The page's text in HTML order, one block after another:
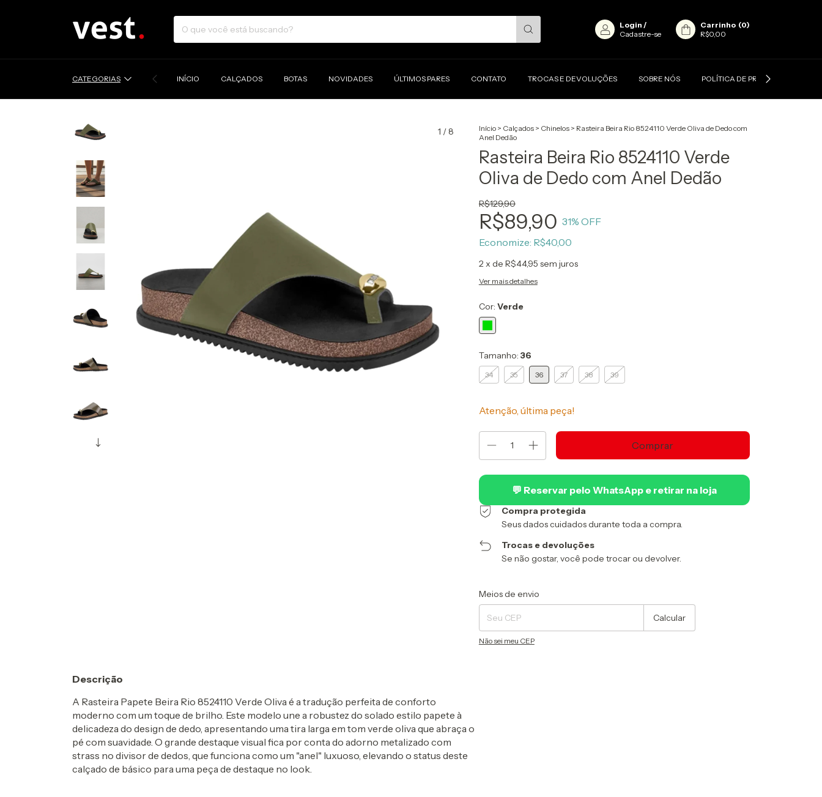
Login /
Cadastre-se
Carrinho (0)
R$0,00
CATEGORIAS INÍCIO CALÇADOS BOTAS NOVIDADES ÚLTIMOS PARES CONTATO TROCAS E DEVOLUÇÕES SOBRE NÓS POLÍTICA DE PRIVACIDADE
1 /8 Início > Calçados > Chinelos > Rasteira Beira Rio 8524110 Verde Oliva de Dedo com
Anel Dedão
Rasteira Beira Rio 8524110 Verde
Oliva de Dedo com Anel Dedão
R$129,90
R$89,90 31% OFF
Economize: R$40,00
2x de R$44,95 sem juros
Ver mais detalhes
Cor: Verde
Tamanho: 36
34 35 36 37 38 39
Atenção, última peça!
💬 Reservar pelo WhatsApp e retirar na loja
Compra protegida
Seus dados cuidados durante toda a compra.
Trocas e devoluções
Se não gostar, você pode trocar ou devolver.
Entregas para o CEP:
Meios de envio
Calcular
Não sei meu CEP
Descrição
A Rasteira Papete Beira Rio 8524110 Verde Oliva é a tradução perfeita de conforto
moderno com um toque de brilho . Este modelo une a robustez do solado estilo papete à
delicadeza do design de dedo, apresentando uma tira larga em tom verde oliva que abraça o
pé com suavidade. O grande destaque visual fica por conta do adorno metalizado com
strass no divisor de dedos, que funciona como um "anel" luxuoso, elevando o status deste
calçado de básico para uma peça de destaque no look.